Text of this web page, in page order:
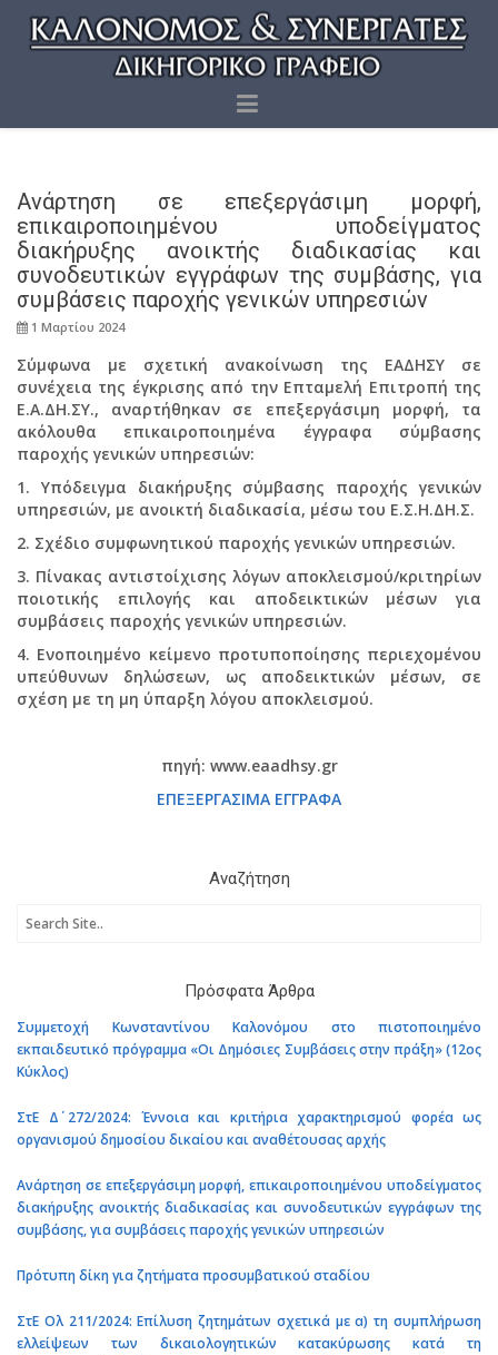
Ανάρτηση σε επεξεργάσιμη μορφή,
επικαιροποιημένου υποδείγματος
διακήρυξης ανοικτής διαδικασίας και
συνοδευτικών εγγράφων της συμβάσης, για
συμβάσεις παροχής γενικών υπηρεσιών
1 Μαρτίου 2024
Σύμφωνα με σχετική ανακοίνωση της ΕΑΔΗΣΥ σε
συνέχεια της έγκρισης από την Επταμελή Επιτροπή της
Ε.Α.ΔΗ.ΣΥ., αναρτήθηκαν σε επεξεργάσιμη μορφή, τα
ακόλουθα επικαιροποιημένα έγγραφα σύμβασης
παροχής γενικών υπηρεσιών:
1. Υπόδειγμα διακήρυξης σύμβασης παροχής γενικών
υπηρεσιών, με ανοικτή διαδικασία, μέσω του Ε.Σ.Η.ΔΗ.Σ.
2. Σχέδιο συμφωνητικού παροχής γενικών υπηρεσιών.
3. Πίνακας αντιστοίχισης λόγων αποκλεισμού/κριτηρίων
ποιοτικής επιλογής και αποδεικτικών μέσων για
συμβάσεις παροχής γενικών υπηρεσιών.
4. Ενοποιημένο κείμενο προτυποποίησης περιεχομένου
υπεύθυνων δηλώσεων, ως αποδεικτικών μέσων, σε
σχέση με τη μη ύπαρξη λόγου αποκλεισμού.
πηγή: www.eaadhsy.gr
ΕΠΕΞΕΡΓΑΣΙΜΑ ΕΓΓΡΑΦΑ
Αναζήτηση
Πρόσφατα Άρθρα
Συμμετοχή Κωνσταντίνου Καλονόμου στο πιστοποιημένο
εκπαιδευτικό πρόγραμμα «Οι Δημόσιες Συμβάσεις στην πράξη» (12ος
Κύκλος)
ΣτΕ Δ΄ 272/2024: Έννοια και κριτήρια χαρακτηρισμού φορέα ως
οργανισμού δημοσίου δικαίου και αναθέτουσας αρχής
Ανάρτηση σε επεξεργάσιμη μορφή, επικαιροποιημένου υποδείγματος
διακήρυξης ανοικτής διαδικασίας και συνοδευτικών εγγράφων της
συμβάσης, για συμβάσεις παροχής γενικών υπηρεσιών
Πρότυπη δίκη για ζητήματα προσυμβατικού σταδίου
ΣτΕ Ολ 211/2024: Επίλυση ζητημάτων σχετικά με α) τη συμπλήρωση
ελλείψεων των δικαιολογητικών κατακύρωσης κατά τη